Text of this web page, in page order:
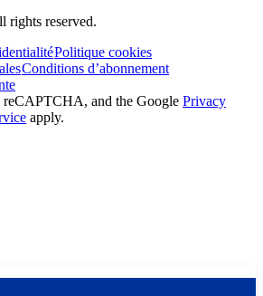
rights reserved.
Politique cookies
Conditions d’abonnement
reCAPTCHA, and the Google Privacy
apply.